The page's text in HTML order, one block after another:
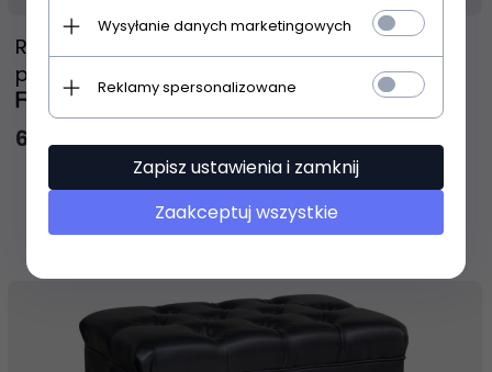
Roland RPB-D300BK podwójna ława do
pianina czarny mat regulowana
659,00PLN
Wysyłanie danych marketingowych
Reklamy spersonalizowane
Zapisz ustawienia i zamknij
Zaakceptuj wszystkie